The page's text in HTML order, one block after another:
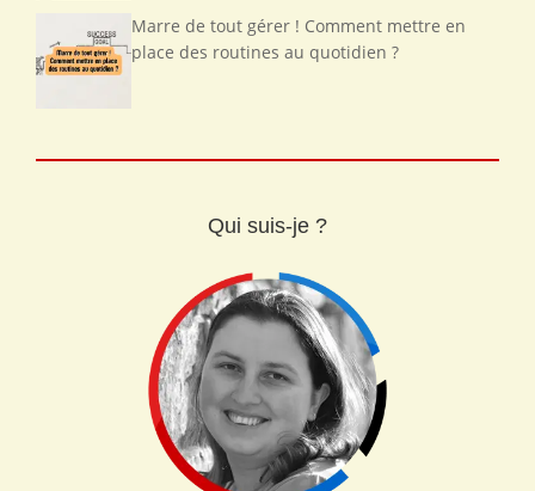
Marre de tout gérer ! Comment mettre en
place des routines au quotidien ?
Qui suis-je ?